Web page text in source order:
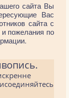
сайта Вы
Вас
сайта с
пожелания по